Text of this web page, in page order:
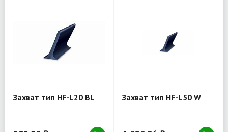
Захват тип HF-L20 BL Захват тип HF-L50 W